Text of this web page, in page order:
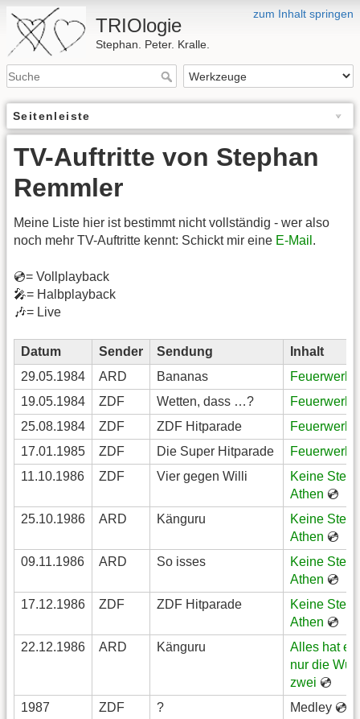
zum Inhalt springen
TRIOlogie
Stephan. Peter. Kralle.
Seitenleiste
TV-Auftritte von Stephan
Remmler
Meine Liste hier ist bestimmt nicht vollständig - wer also
noch mehr TV-Auftritte kennt: Schickt mir eine E-Mail .
💿= Vollplayback
🎤= Halbplayback
🎶= Live
Datum Sender Sendung
Inhalt
29.05.1984
ARD Bananas Feuerwerk
19.05.1984
ZDF Wetten, dass …? Feuerwerk
25.08.1984
ZDF ZDF Hitparade Feuerwerk
17.01.1985
ZDF Die Super Hitparade Feuerwerk
11.10.1986
ZDF Vier gegen Willi
Keine
Athen 💿
25.10.1986
ARD Känguru
Keine
Athen 💿
09.11.1986
ARD So isses
Keine
Athen 💿
17.12.1986
ZDF ZDF Hitparade
Keine
Athen 💿
22.12.1986
ARD Känguru
Alles hat
nur die
zwei 💿
1987
ZDF ?
Medley 💿